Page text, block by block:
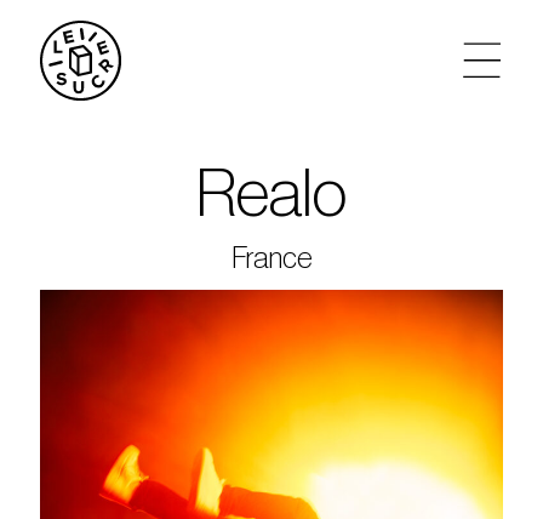
agenda
tickets
le sucre max
partenariats
privatisations
Realo
France